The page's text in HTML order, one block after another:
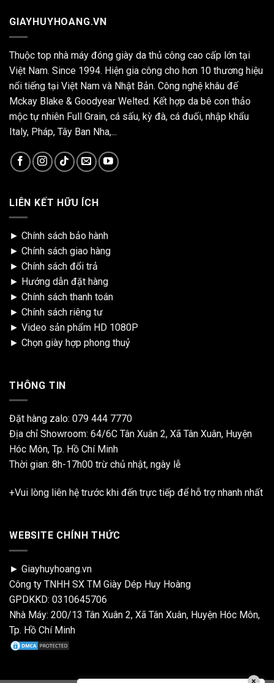
GIAYHUYHOANG.VN
Thuộc top nhà máy đóng giày da thủ công cao cấp lớn tại
Việt Nam. Since 1994. Hiện gia công cho hơn 10 thương hiệu
nổi tiếng tại Việt Nam và Nhật Bản. Công nghệ khâu đế
Mckay Blake & Goodyear Welted. Kết hợp da bê con thảo
mộc tự nhiên Full Grain, cá sấu, kỳ đà, cá đuối, nhập khẩu
Italy, Pháp, Tây Ban Nha,...
LIÊN KẾT HỮU ÍCH
► Chính sách bảo hành
► Chính sách giao hàng
► Chính sách đổi trả
► Hướng dẫn đặt hàng
► Chính sách thanh toán
► Chính sách riêng tư
► Video sản phẩm HD 1080P
► Chọn giày hợp phong thuỷ
THÔNG TIN
Đặt hàng zalo: 079 444 7770
Địa chỉ Showroom: 64/6C Tân Xuân 2, Xã Tân Xuân, Huyện
Hóc Môn, Tp. Hồ Chí Minh
Thời gian: 8h-17h00 trừ chủ nhật, ngày lễ
+Vui lòng liên hệ trước khi đến trực tiếp để hỗ trợ nhanh nhất
WEBSITE CHÍNH THỨC
► Giayhuyhoang.vn
Công ty TNHH SX TM Giày Dép Huy Hoàng
GPDKKD: 0310645706
Nhà Máy: 200/13 Tân Xuân 2, Xã Tân Xuân, Huyện Hóc Môn,
Tp. Hồ Chí Minh